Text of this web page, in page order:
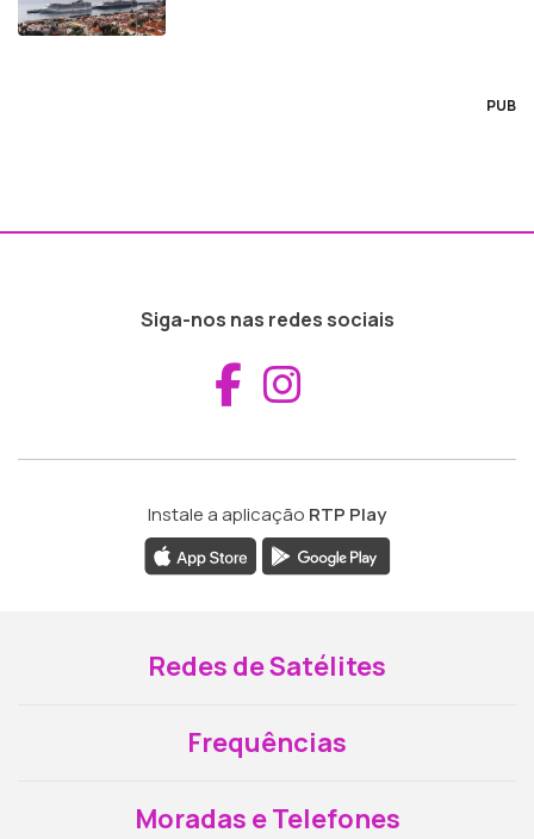
PUB
Siga-nos nas redes sociais
Aceder ao
Instale a aplicação RTP Play
Redes de Satélites
Frequências
Moradas e Telefones